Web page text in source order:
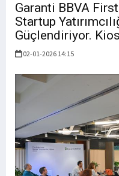
Garanti BBVA
Startup
Güçlendiriyor.
02-01-2026 14:15